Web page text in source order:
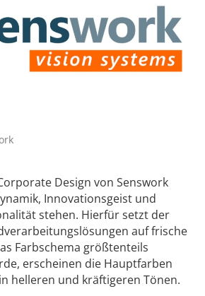
Design von Senswork
Innovationsgeist und
stehen. Hierfür setzt der
auf frische
Farbschema größtenteils
erscheinen die Hauptfarben
helleren und kräftigeren Tönen.